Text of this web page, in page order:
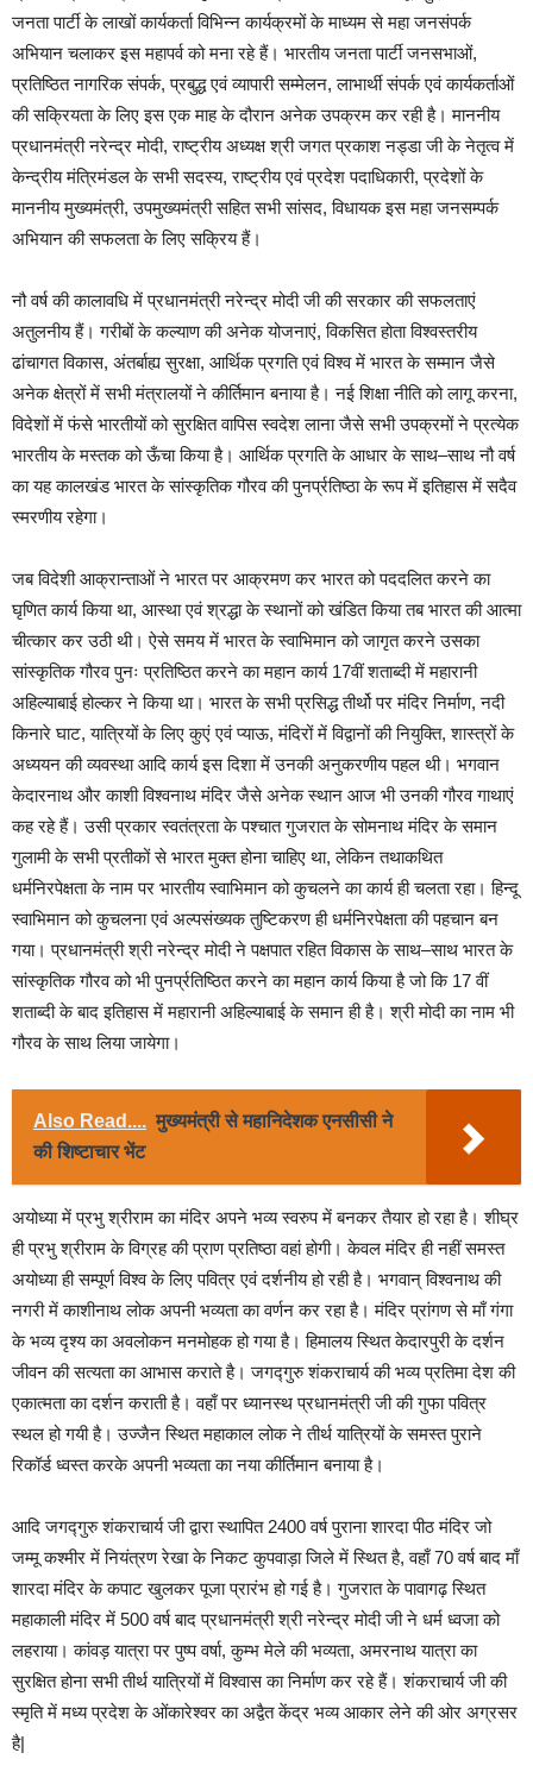
जनता पार्टी के लाखों कार्यकर्ता विभिन्न कार्यक्रमों के माध्यम से महा जनसंपर्क
अभियान चलाकर इस महापर्व को मना रहे हैं। भारतीय जनता पार्टी जनसभाओं,
प्रतिष्ठित नागरिक संपर्क, प्रबुद्ध एवं व्यापारी सम्मेलन, लाभार्थी संपर्क एवं कार्यकर्ताओं
की सक्रियता के लिए इस एक माह के दौरान अनेक उपक्रम कर रही है। माननीय
प्रधानमंत्री नरेन्द्र मोदी, राष्ट्रीय अध्यक्ष श्री जगत प्रकाश नड्डा जी के नेतृत्व में
केन्द्रीय मंत्रिमंडल के सभी सदस्य, राष्ट्रीय एवं प्रदेश पदाधिकारी, प्रदेशों के
माननीय मुख्यमंत्री, उपमुख्यमंत्री सहित सभी सांसद, विधायक इस महा जनसम्पर्क
अभियान की सफलता के लिए सक्रिय हैं।
नौ वर्ष की कालावधि में प्रधानमंत्री नरेन्द्र मोदी जी की सरकार की सफलताएं
अतुलनीय हैं। गरीबों के कल्याण की अनेक योजनाएं, विकसित होता विश्वस्तरीय
ढांचागत विकास, अंतर्बाह्य सुरक्षा, आर्थिक प्रगति एवं विश्व में भारत के सम्मान जैसे
अनेक क्षेत्रों में सभी मंत्रालयों ने कीर्तिमान बनाया है। नई शिक्षा नीति को लागू करना,
विदेशों में फंसे भारतीयों को सुरक्षित वापिस स्वदेश लाना जैसे सभी उपक्रमों ने प्रत्येक
भारतीय के मस्तक को ऊँचा किया है। आर्थिक प्रगति के आधार के साथ–साथ नौ वर्ष
का यह कालखंड भारत के सांस्कृतिक गौरव की पुनर्प्रतिष्ठा के रूप में इतिहास में सदैव
स्मरणीय रहेगा।
जब विदेशी आक्रान्ताओं ने भारत पर आक्रमण कर भारत को पददलित करने का
घृणित कार्य किया था, आस्था एवं श्रद्धा के स्थानों को खंडित किया तब भारत की आत्मा
चीत्कार कर उठी थी। ऐसे समय में भारत के स्वाभिमान को जागृत करने उसका
सांस्कृतिक गौरव पुनः प्रतिष्ठित करने का महान कार्य 17वीं शताब्दी में महारानी
अहिल्याबाई होल्कर ने किया था। भारत के सभी प्रसिद्ध तीर्थो पर मंदिर निर्माण, नदी
किनारे घाट, यात्रियों के लिए कुएं एवं प्याऊ, मंदिरों में विद्वानों की नियुक्ति, शास्त्रों के
अध्ययन की व्यवस्था आदि कार्य इस दिशा में उनकी अनुकरणीय पहल थी। भगवान
केदारनाथ और काशी विश्वनाथ मंदिर जैसे अनेक स्थान आज भी उनकी गौरव गाथाएं
कह रहे हैं। उसी प्रकार स्वतंत्रता के पश्चात गुजरात के सोमनाथ मंदिर के समान
गुलामी के सभी प्रतीकों से भारत मुक्त होना चाहिए था, लेकिन तथाकथित
धर्मनिरपेक्षता के नाम पर भारतीय स्वाभिमान को कुचलने का कार्य ही चलता रहा। हिन्दू
स्वाभिमान को कुचलना एवं अल्पसंख्यक तुष्टिकरण ही धर्मनिरपेक्षता की पहचान बन
गया। प्रधानमंत्री श्री नरेन्द्र मोदी ने पक्षपात रहित विकास के साथ–साथ भारत के
सांस्कृतिक गौरव को भी पुनर्प्रतिष्ठित करने का महान कार्य किया है जो कि 17 वीं
शताब्दी के बाद इतिहास में महारानी अहिल्याबाई के समान ही है। श्री मोदी का नाम भी
गौरव के साथ लिया जायेगा।
Also Read.... मुख्यमंत्री से महानिदेशक एनसीसी ने
की शिष्टाचार भेंट
अयोध्या में प्रभु श्रीराम का मंदिर अपने भव्य स्वरुप में बनकर तैयार हो रहा है। शीघ्र
ही प्रभु श्रीराम के विग्रह की प्राण प्रतिष्ठा वहां होगी। केवल मंदिर ही नहीं समस्त
अयोध्या ही सम्पूर्ण विश्व के लिए पवित्र एवं दर्शनीय हो रही है। भगवान् विश्वनाथ की
नगरी में काशीनाथ लोक अपनी भव्यता का वर्णन कर रहा है। मंदिर प्रांगण से माँ गंगा
के भव्य दृश्य का अवलोकन मनमोहक हो गया है। हिमालय स्थित केदारपुरी के दर्शन
जीवन की सत्यता का आभास कराते है। जगद्गुरु शंकराचार्य की भव्य प्रतिमा देश की
एकात्मता का दर्शन कराती है। वहाँ पर ध्यानस्थ प्रधानमंत्री जी की गुफा पवित्र
स्थल हो गयी है। उज्जैन स्थित महाकाल लोक ने तीर्थ यात्रियों के समस्त पुराने
रिकॉर्ड ध्वस्त करके अपनी भव्यता का नया कीर्तिमान बनाया है।
आदि जगद्गुरु शंकराचार्य जी द्वारा स्थापित 2400 वर्ष पुराना शारदा पीठ मंदिर जो
जम्मू कश्मीर में नियंत्रण रेखा के निकट कुपवाड़ा जिले में स्थित है, वहाँ 70 वर्ष बाद माँ
शारदा मंदिर के कपाट खुलकर पूजा प्रारंभ हो गई है। गुजरात के पावागढ़ स्थित
महाकाली मंदिर में 500 वर्ष बाद प्रधानमंत्री श्री नरेन्द्र मोदी जी ने धर्म ध्वजा को
लहराया। कांवड़ यात्रा पर पुष्प वर्षा, कुम्भ मेले की भव्यता, अमरनाथ यात्रा का
सुरक्षित होना सभी तीर्थ यात्रियों में विश्वास का निर्माण कर रहे हैं। शंकराचार्य जी की
स्मृति में मध्य प्रदेश के ओंकारेश्वर का अद्वैत केंद्र भव्य आकार लेने की ओर अग्रसर
है|